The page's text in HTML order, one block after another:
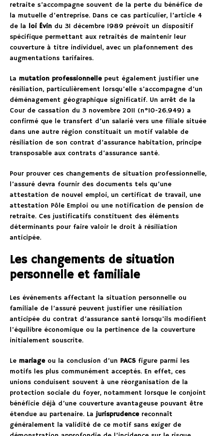
retraite s’accompagne souvent de la perte du bénéfice de
la mutuelle d’entreprise. Dans ce cas particulier, l’article 4
de la loi Évin du 31 décembre 1989 prévoit un dispositif
spécifique permettant aux retraités de maintenir leur
couverture à titre individuel, avec un plafonnement des
augmentations tarifaires.
La mutation professionnellepeut également justifier une
résiliation, particulièrement lorsqu’elle s’accompagne d’un
déménagement géographique significatif. Un arrêt de la
Cour de cassation du 3 novembre 2011 (n°10-26.949) a
confirmé que le transfert d’un salarié vers une filiale située
dans une autre région constituait un motif valable de
résiliation de son contrat d’assurance habitation, principe
transposable aux contrats d’assurance santé.
Pour prouver ces changements de situation professionnelle,
l’assuré devra fournir des documents tels qu’une
attestation de nouvel emploi, un certificat de travail, une
attestation Pôle Emploi ou une notification de pension de
retraite. Ces justificatifs constituent des éléments
déterminants pour faire valoir le droit à résiliation
anticipée.
Les changements de situation
personnelle et familiale
Les événements affectant la situation personnelle ou
familiale de l’assuré peuvent justifier une résiliation
anticipée du contrat d’assurance santé lorsqu’ils modifient
l’équilibre économique ou la pertinence de la couverture
initialement souscrite.
Le mariageou la conclusion d’un PACS figure parmi les
motifs les plus communément acceptés. En effet, ces
unions conduisent souvent à une réorganisation de la
protection sociale du foyer, notamment lorsque le conjoint
bénéficie déjà d’une couverture avantageuse pouvant être
étendue au partenaire. Lajurisprudencereconnaît
généralement la validité de ce motif sans exiger de